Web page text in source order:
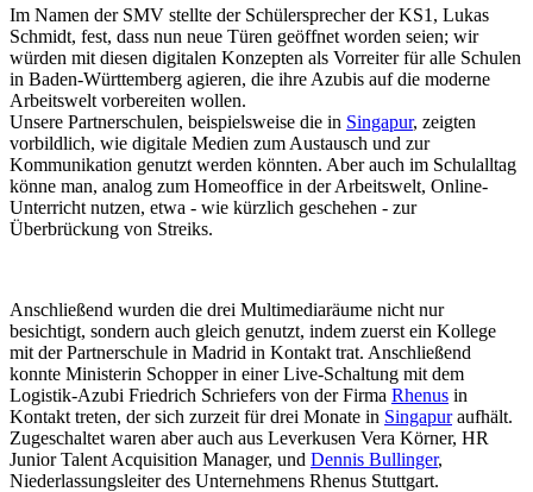
Im Namen der SMV stellte der Schülersprecher der KS1, Lukas
Schmidt, fest, dass nun neue Türen geöffnet worden seien; wir
würden mit diesen digitalen Konzepten als Vorreiter für alle Schulen
in Baden-Württemberg agieren, die ihre Azubis auf die moderne
Arbeitswelt vorbereiten wollen.
Unsere Partnerschulen, beispielsweise die in Singapur, zeigten
vorbildlich, wie digitale Medien zum Austausch und zur
Kommunikation genutzt werden könnten. Aber auch im Schulalltag
könne man, analog zum Homeoffice in der Arbeitswelt, Online-
Unterricht nutzen, etwa - wie kürzlich geschehen - zur
Überbrückung von Streiks.
Anschließend wurden die drei Multimediaräume nicht nur
besichtigt, sondern auch gleich genutzt, indem zuerst ein Kollege
mit der Partnerschule in Madrid in Kontakt trat. Anschließend
konnte Ministerin Schopper in einer Live-Schaltung mit dem
Logistik-Azubi Friedrich Schriefers von der Firma Rhenus in
Kontakt treten, der sich zurzeit für drei Monate in Singapuraufhält.
Zugeschaltet waren aber auch aus Leverkusen Vera Körner, HR
Junior Talent Acquisition Manager, und Dennis Bullinger,
Niederlassungsleiter des Unternehmens Rhenus Stuttgart.